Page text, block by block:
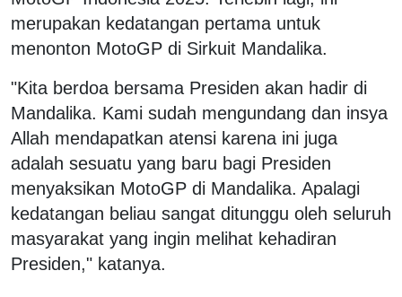
merupakan kedatangan pertama untuk
menonton MotoGP di Sirkuit Mandalika.
"Kita berdoa bersama Presiden akan hadir di
Mandalika. Kami sudah mengundang dan insya
Allah mendapatkan atensi karena ini juga
adalah sesuatu yang baru bagi Presiden
menyaksikan MotoGP di Mandalika. Apalagi
kedatangan beliau sangat ditunggu oleh seluruh
masyarakat yang ingin melihat kehadiran
Presiden," katanya.